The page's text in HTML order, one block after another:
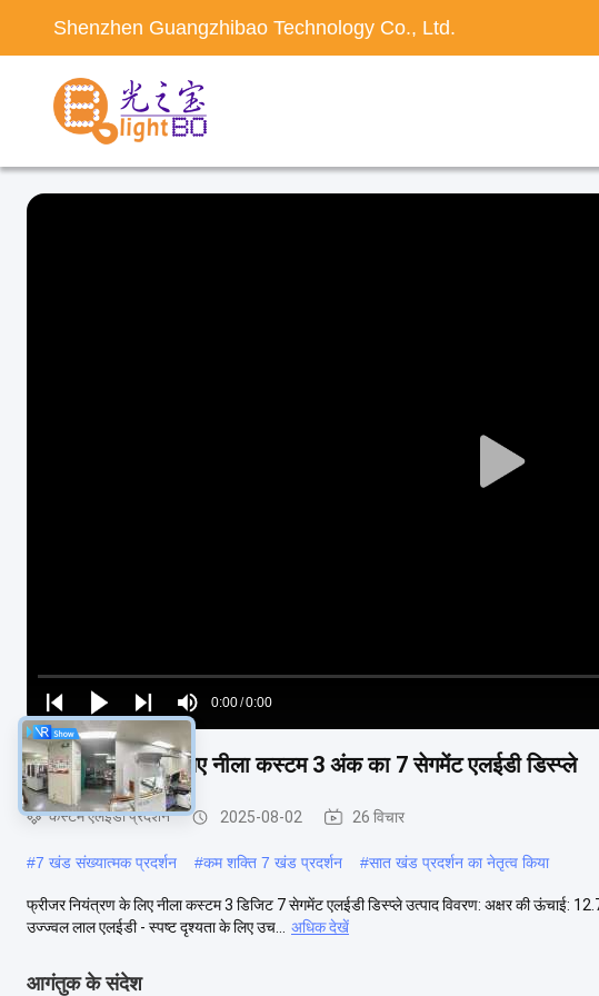
Shenzhen Guangzhibao Technology Co., Ltd.
Play
Play
next
Play
Play
next
Mute
Time
0:00/0:00
Loaded:
0%
फ़्रीज़र नियंत्रण के लिए नीला कस्टम 3 अंक का 7 सेगमेंट एलईडी डिस्प्ले
कस्टम एलईडी प्रदर्शन 2025-08-02 26 विचार
#7 खंड संख्यात्मक प्रदर्शन #कम शक्ति 7 खंड प्रदर्शन #सात खंड प्रदर्शन का नेतृत्व किया
फ्रीजर नियंत्रण के लिए नीला कस्टम 3 डिजिट 7 सेगमेंट एलईडी डिस्प्ले उत्पाद विवरण: अक्षर की ऊंचाई:
उज्ज्वल लाल एलईडी - स्पष्ट दृश्यता के लिए उच...
अधिक देखें
आगंतुक के संदेश